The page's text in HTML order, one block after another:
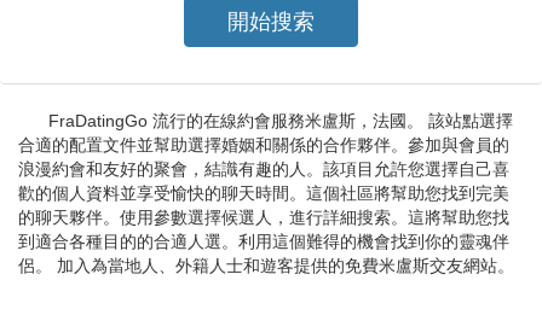
FraDatingGo 流行的在線約會服務米盧斯，法國。 該站點選擇
合適的配置文件並幫助選擇婚姻和關係的合作夥伴。參加與會員的
浪漫約會和友好的聚會，結識有趣的人。該項目允許您選擇自己喜
歡的個人資料並享受愉快的聊天時間。這個社區將幫助您找到完美
的聊天夥伴。使用參數選擇候選人，進行詳細搜索。這將幫助您找
到適合各種目的的合適人選。利用這個難得的機會找到你的靈魂伴
侶。 加入為當地人、外籍人士和遊客提供的免費米盧斯交友網站。